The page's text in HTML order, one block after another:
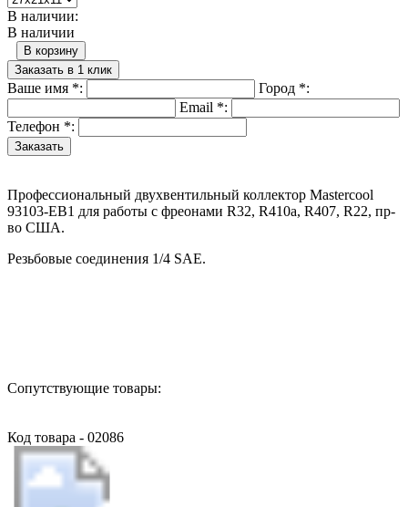
В наличии:
В наличии
В корзину
Заказать в 1 клик
Ваше имя *: Город *:
Email *:
Телефон *:
Профессиональный двухвентильный коллектор Mastercool
93103-EB1 для работы с фреонами R32, R410a, R407, R22, пр-
во США.
Резьбовые соединения 1/4 SAE.
Сопутствующие товары:
Код товара - 02086